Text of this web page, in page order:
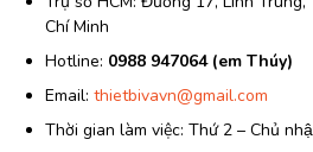
Chí Minh
Hotline: 0988 947064 (em Thúy)
Email: thietbivavn@gmail.com
Thời gian làm việc: Thứ 2 – Chủ